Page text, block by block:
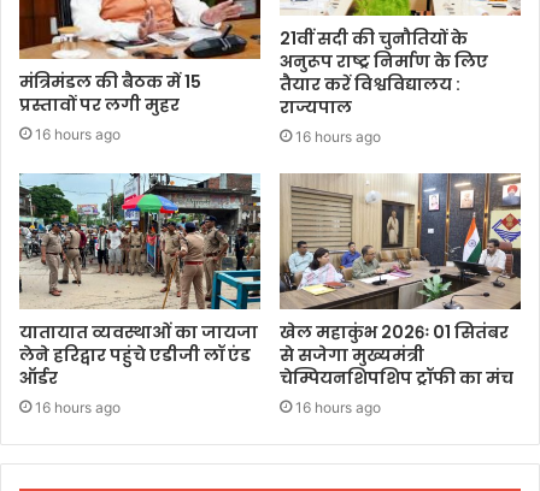
मंत्रिमंडल की बैठक में 15
प्रस्तावों पर लगी मुहर
16 hours ago
21वीं सदी की चुनौतियों के
अनुरूप राष्ट्र निर्माण के लिए
तैयार करें विश्वविद्यालय :
राज्यपाल
16 hours ago
यातायात व्यवस्थाओं का जायजा
लेने हरिद्वार पहुंचे एडीजी लॉ एंड
ऑर्डर
16 hours ago
खेल महाकुंभ 2026ः 01 सितंबर
से सजेगा मुख्यमंत्री
चेम्पियनशिपशिप ट्रॉफी का मंच
16 hours ago